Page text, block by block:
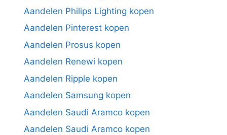
Aandelen Philips Lighting kopen
Aandelen Pinterest kopen
Aandelen Prosus kopen
Aandelen Renewi kopen
Aandelen Ripple kopen
Aandelen Samsung kopen
Aandelen Saudi Aramco kopen
Aandelen Saudi Aramco kopen